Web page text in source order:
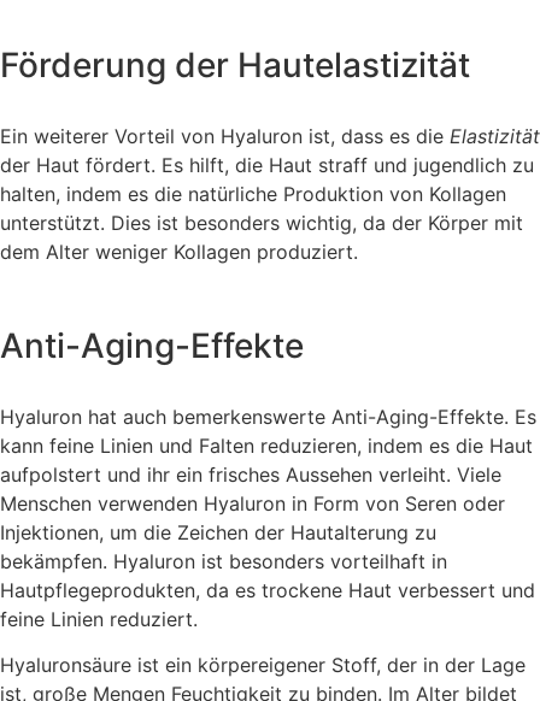
Förderung der Hautelastizität
Ein weiterer Vorteil von Hyaluron ist, dass es die Elastizität
der Haut fördert. Es hilft, die Haut straff und jugendlich zu
halten, indem es die natürliche Produktion von Kollagen
unterstützt. Dies ist besonders wichtig, da der Körper mit
dem Alter weniger Kollagen produziert.
Anti-Aging-Effekte
Hyaluron hat auch bemerkenswerte Anti-Aging-Effekte. Es
kann feine Linien und Falten reduzieren, indem es die Haut
aufpolstert und ihr ein frisches Aussehen verleiht. Viele
Menschen verwenden Hyaluron in Form von Seren oder
Injektionen, um die Zeichen der Hautalterung zu
bekämpfen. Hyaluron ist besonders vorteilhaft in
Hautpflegeprodukten, da es trockene Haut verbessert und
feine Linien reduziert.
Hyaluronsäure ist ein körpereigener Stoff, der in der Lage
ist, große Mengen Feuchtigkeit zu binden. Im Alter bildet